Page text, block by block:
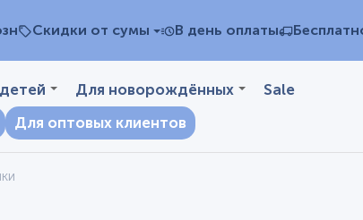
Скидки от сумы В день оплаты
Для новорождённых
Sale
Для оптовых клиентов